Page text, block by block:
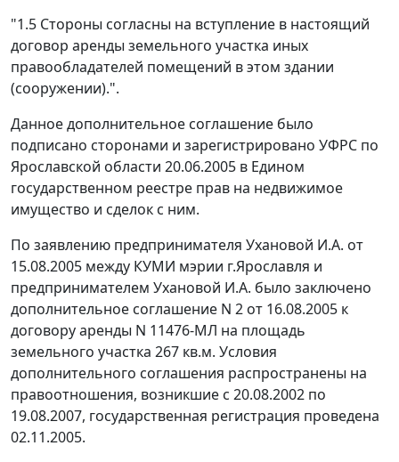
"1.5 Стороны согласны на вступление в настоящий
договор аренды земельного участка иных
правообладателей помещений в этом здании
(сооружении).".
Данное дополнительное соглашение было
подписано сторонами и зарегистрировано УФРС по
Ярославской области 20.06.2005 в Едином
государственном реестре прав на недвижимое
имущество и сделок с ним.
По заявлению предпринимателя Ухановой И.А. от
15.08.2005 между КУМИ мэрии г.Ярославля и
предпринимателем Ухановой И.А. было заключено
дополнительное соглашение N 2 от 16.08.2005 к
договору аренды N 11476-МЛ на площадь
земельного участка 267 кв.м. Условия
дополнительного соглашения распространены на
правоотношения, возникшие с 20.08.2002 по
19.08.2007, государственная регистрация проведена
02.11.2005.